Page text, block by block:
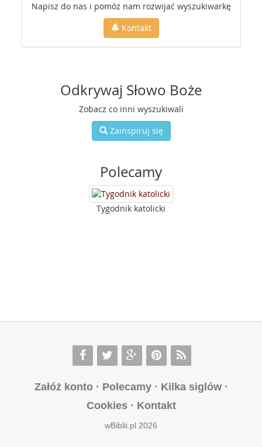
Napisz do nas i pomóż nam rozwijać wyszukiwarkę
Kontakt
Odkrywaj Słowo Boże
Zobacz co inni wyszukiwali
Zainspiruj się
Polecamy
Tygodnik katolicki
Załóż konto· Polecamy· Kilka siglów·
Cookies· Kontakt
wBiblii.pl 2026